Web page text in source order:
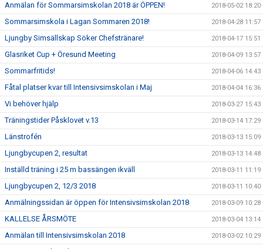
Anmälan för Sommarsimskolan 2018 är ÖPPEN! 2018-05-02 18:20
Sommarsimskola i Lagan Sommaren 2018! 2018-04-28 11:57
Ljungby Simsällskap Söker Chefstränare! 2018-04-17 15:51
Glasriket Cup + Öresund Meeting 2018-04-09 13:57
Sommarfritids! 2018-04-06 14:43
Fåtal platser kvar till Intensivsimskolan i Maj 2018-04-04 16:36
Vi behöver hjälp 2018-03-27 15:43
Träningstider Påsklovet v.13 2018-03-14 17:29
Länstrofén 2018-03-13 15:09
Ljungbycupen 2, resultat 2018-03-13 14:48
Inställd träning i 25 m bassängen ikväll 2018-03-11 11:19
Ljungbycupen 2, 12/3 2018 2018-03-11 10:40
Anmälningssidan är öppen för Intensivsimskolan 2018 2018-03-09 10:28
KALLELSE ÅRSMÖTE 2018-03-04 13:14
Anmälan till Intensivsimskolan 2018 2018-03-02 10:29